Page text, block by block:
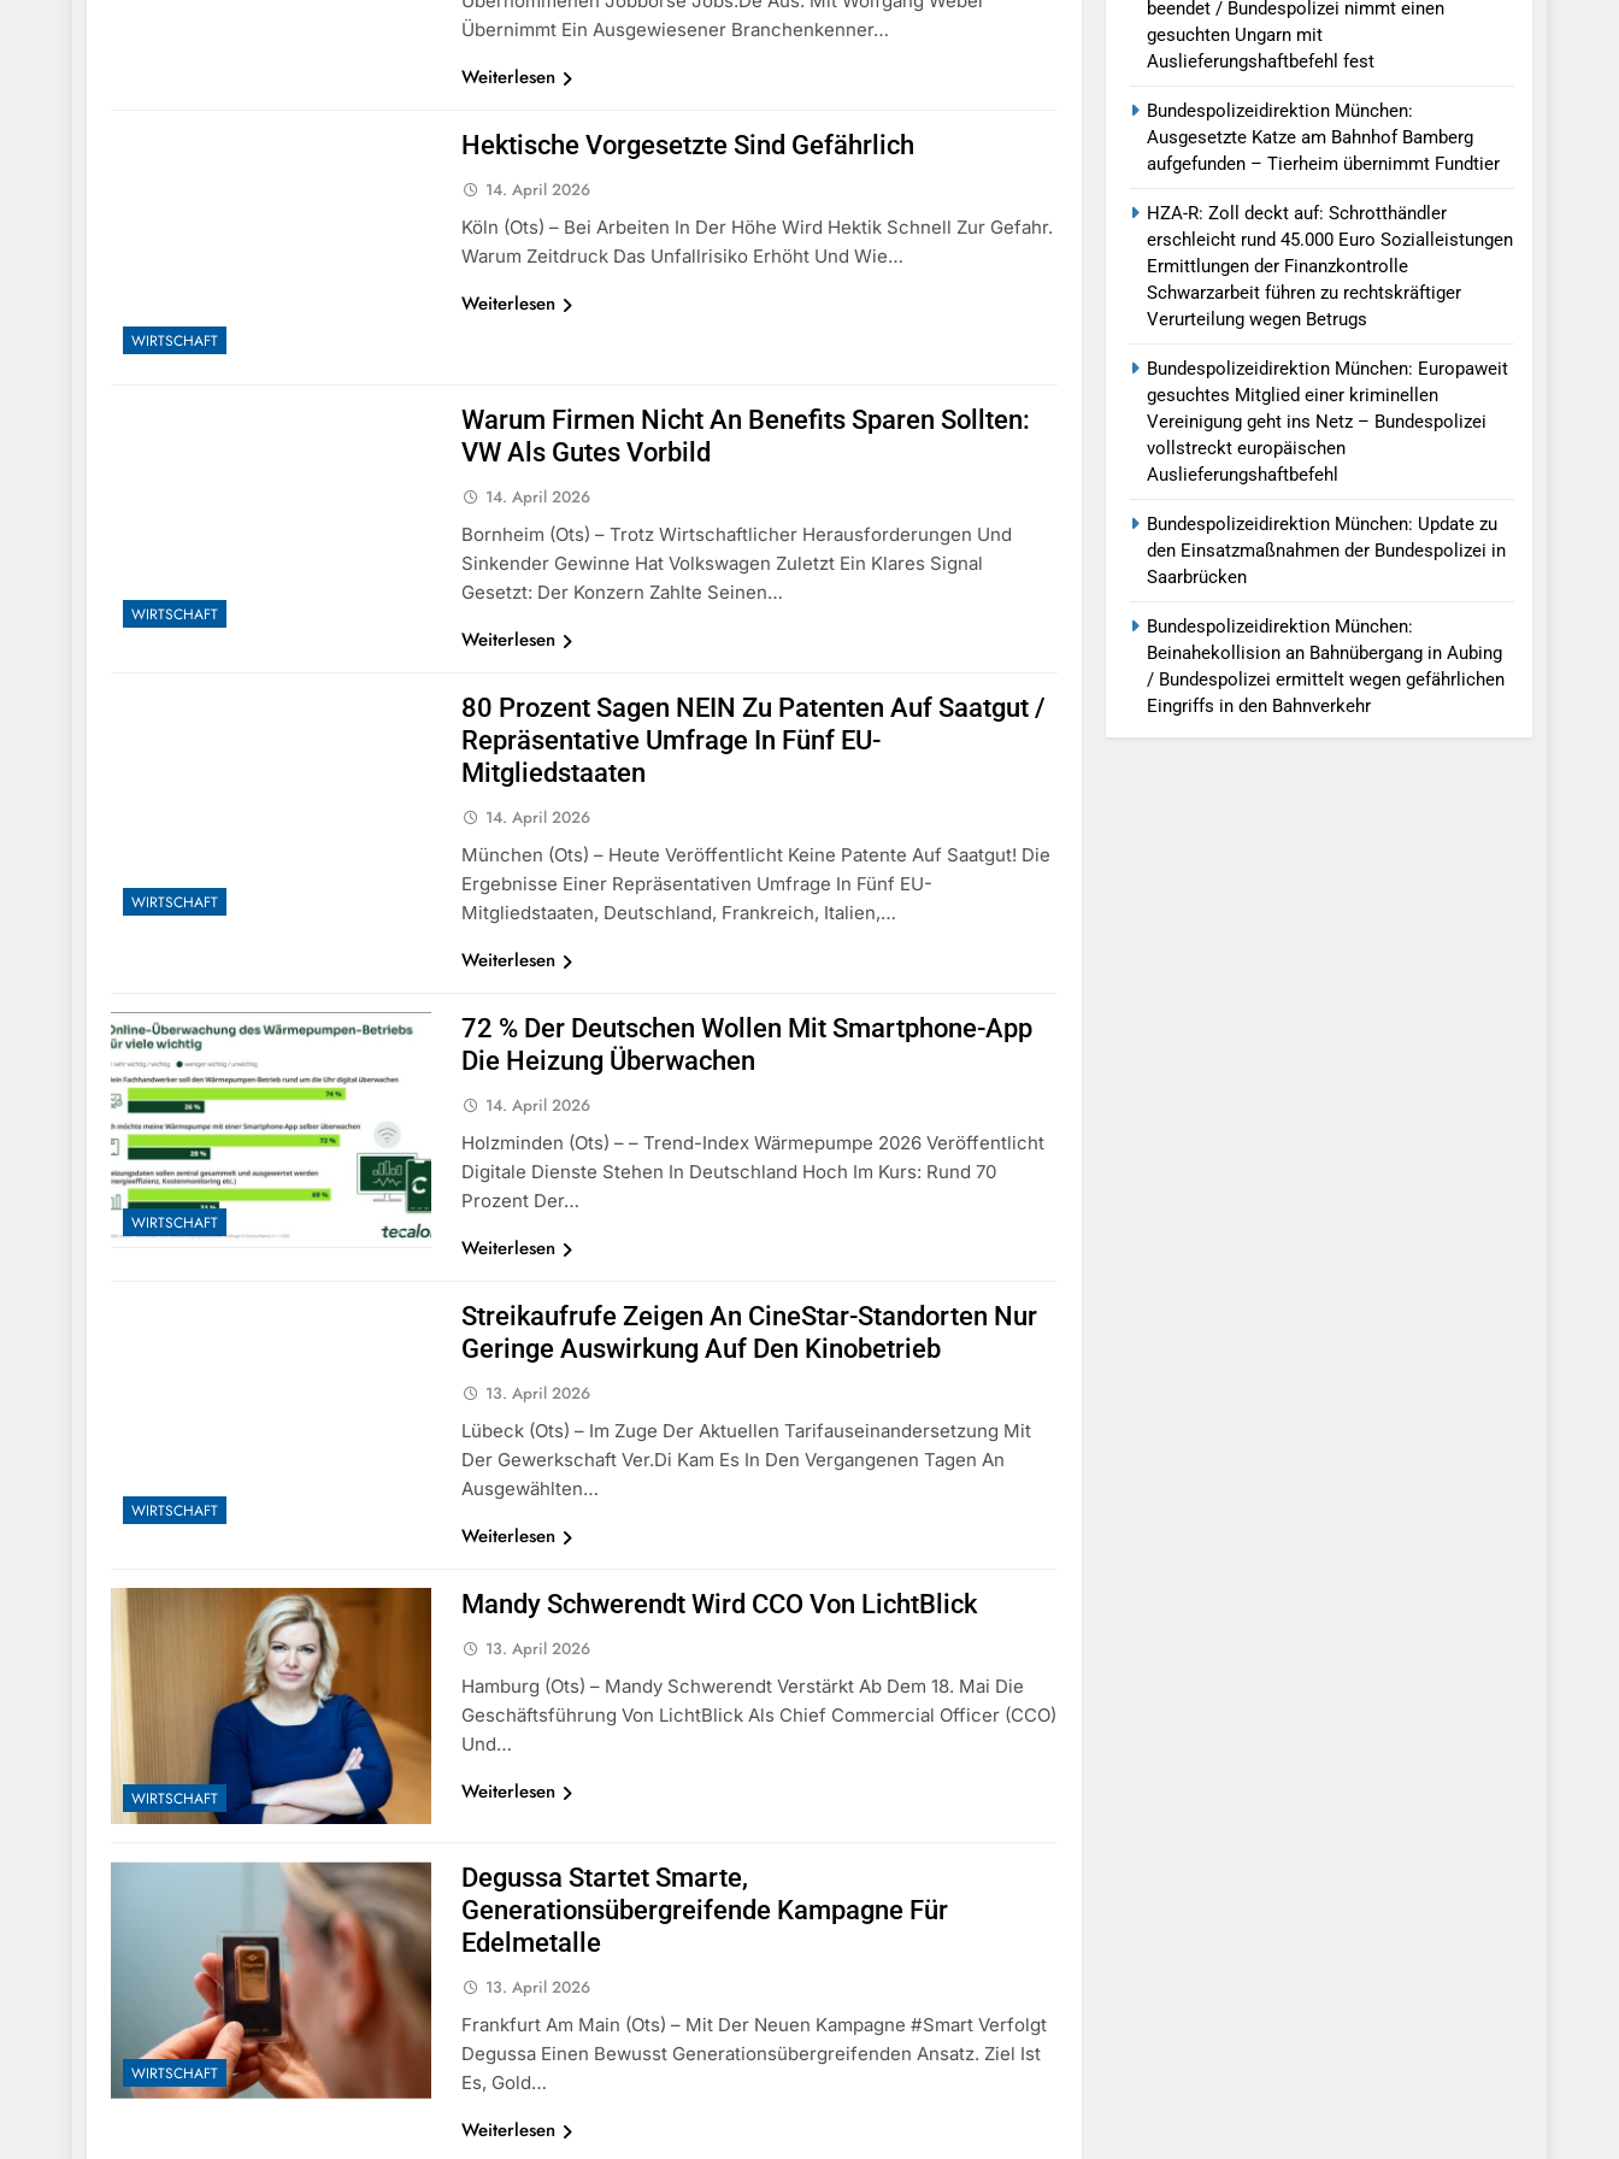
Übernimmt Ein Ausgewiesener Branchenkenner…
Weiterlesen
WIRTSCHAFT
Hektische Vorgesetzte Sind Gefährlich
14. April 2026
Köln (ots) – Bei Arbeiten In Der Höhe Wird Hektik Schnell Zur Gefahr.
Warum Zeitdruck Das Unfallrisiko Erhöht Und Wie…
Weiterlesen
WIRTSCHAFT
Warum Firmen Nicht An Benefits Sparen Sollten:
VW Als Gutes Vorbild
14. April 2026
Bornheim (ots) – Trotz Wirtschaftlicher Herausforderungen Und
Sinkender Gewinne Hat Volkswagen Zuletzt Ein Klares Signal
Gesetzt: Der Konzern Zahlte Seinen…
Weiterlesen
WIRTSCHAFT
80 Prozent Sagen NEIN Zu Patenten Auf Saatgut /
Repräsentative Umfrage In Fünf EU-
Mitgliedstaaten
14. April 2026
München (ots) – Heute Veröffentlicht Keine Patente Auf Saatgut! Die
Ergebnisse Einer Repräsentativen Umfrage In Fünf EU-
Mitgliedstaaten, Deutschland, Frankreich, Italien,…
Weiterlesen
WIRTSCHAFT
72 % Der Deutschen Wollen Mit Smartphone-App
Die Heizung Überwachen
14. April 2026
Holzminden (ots) – – Trend-Index Wärmepumpe 2026 Veröffentlicht
Digitale Dienste Stehen In Deutschland Hoch Im Kurs: Rund 70
Prozent Der…
Weiterlesen
WIRTSCHAFT
Streikaufrufe Zeigen An CineStar-Standorten Nur
Geringe Auswirkung Auf Den Kinobetrieb
13. April 2026
Lübeck (ots) – Im Zuge Der Aktuellen Tarifauseinandersetzung Mit
Der Gewerkschaft Ver.di Kam Es In Den Vergangenen Tagen An
Ausgewählten…
Weiterlesen
WIRTSCHAFT
Mandy Schwerendt Wird CCO Von LichtBlick
13. April 2026
Hamburg (ots) – Mandy Schwerendt Verstärkt Ab Dem 18. Mai Die
Geschäftsführung Von LichtBlick Als Chief Commercial Officer (CCO)
Und…
Weiterlesen
WIRTSCHAFT
Degussa Startet Smarte,
Generationsübergreifende Kampagne Für
Edelmetalle
13. April 2026
Frankfurt Am Main (ots) – Mit Der Neuen Kampagne #smart Verfolgt
Degussa Einen Bewusst Generationsübergreifenden Ansatz. Ziel Ist
Es, Gold…
Weiterlesen
beendet / Bundespolizei nimmt einen
gesuchten Ungarn mit
Auslieferungshaftbefehl fest
Bundespolizeidirektion München:
Ausgesetzte Katze am Bahnhof Bamberg
aufgefunden – Tierheim übernimmt Fundtier
HZA-R: Zoll deckt auf: Schrotthändler
erschleicht rund 45.000 Euro Sozialleistungen
Ermittlungen der Finanzkontrolle
Schwarzarbeit führen zu rechtskräftiger
Verurteilung wegen Betrugs
Bundespolizeidirektion München: Europaweit
gesuchtes Mitglied einer kriminellen
Vereinigung geht ins Netz – Bundespolizei
vollstreckt europäischen
Auslieferungshaftbefehl
Bundespolizeidirektion München: Update zu
den Einsatzmaßnahmen der Bundespolizei in
Saarbrücken
Bundespolizeidirektion München:
Beinahekollision an Bahnübergang in Aubing
/ Bundespolizei ermittelt wegen gefährlichen
Eingriffs in den Bahnverkehr